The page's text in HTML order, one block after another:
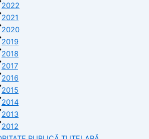
2022
2021
2020
2019
2018
2017
2016
2015
2014
2013
2012